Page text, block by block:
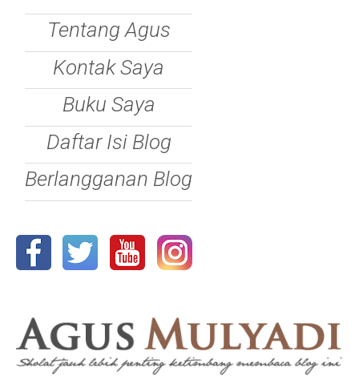
Tentang Agus
Kontak Saya
Buku Saya
Daftar Isi Blog
Berlangganan Blog